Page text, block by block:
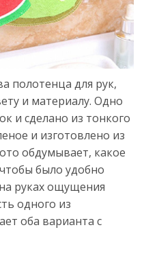
полотенца для рук,
и материалу. Одно
и сделано из тонкого
и изготовлено из
обдумывает, какое
было удобно
руках ощущения
одного из
оба варианта с